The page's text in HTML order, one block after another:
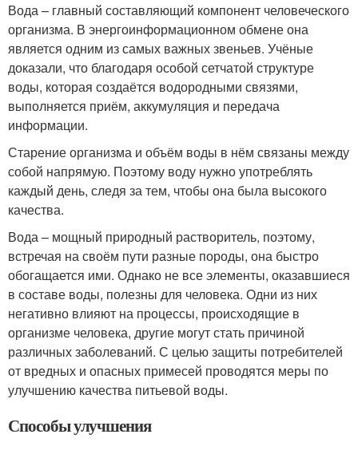
Вода – главный составляющий компонент человеческого
организма. В энергоинформационном обмене она
является одним из самых важных звеньев. Учёные
доказали, что благодаря особой сетчатой структуре
воды, которая создаётся водородными связями,
выполняется приём, аккумуляция и передача
информации.
Старение организма и объём воды в нём связаны между
собой напрямую. Поэтому воду нужно употреблять
каждый день, следя за тем, чтобы она была высокого
качества.
Вода – мощный природный растворитель, поэтому,
встречая на своём пути разные породы, она быстро
обогащается ими. Однако не все элементы, оказавшиеся
в составе воды, полезны для человека. Одни из них
негативно влияют на процессы, происходящие в
организме человека, другие могут стать причиной
различных заболеваний. С целью защиты потребителей
от вредных и опасных примесей проводятся меры по
улучшению качества питьевой воды.
Способы улучшения